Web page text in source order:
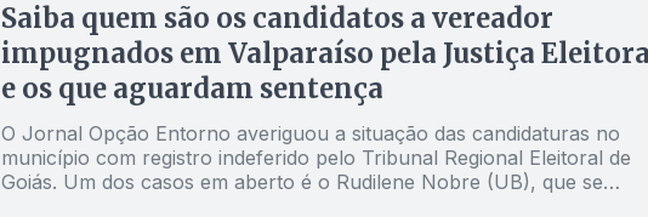
Saiba quem são os candidatos a vereador
impugnados em Valparaíso pela Justiça
e os que aguardam sentença
O Jornal Opção Entorno averiguou a situação das candidaturas no
município com registro indeferido pelo Tribunal Regional Eleitoral de
Goiás. Um dos casos em aberto é o Rudilene Nobre (UB), que se